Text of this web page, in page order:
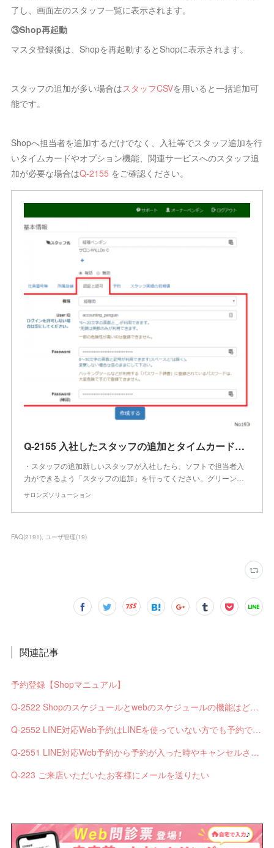
了し、画面左のスタッフ一覧に表示されます。
③Shop再起動
マスタ登録後は、Shopを再起動するとShopに表示されます。
スタッフの追加が多い場合はスタッフCSVを用いると一括追加可
能です。
Shopへ担当者を追加するだけでなく、入社等でスタッフ追加を行
いタイムカードやオプション機能、関連サービスへのスタッフ追
加が必要な場合はQ-2155 をご確認ください。
Q-2155 入社したスタッフの追加とタイムカードのパスワードの設定方法を教えてほしい
・スタッフの追加新しいスタッフが入社したら、ソフトで担当者入
力ができるよう「スタッフの追加」を行ってください。グリーン…
サロンズソリューション
FAQ(2191) ユーザ管理(19)
関連記事
予約登録【Shopマニュアル】
Q-2522 Shopのスケジュールとwebのスケジュールの機能はどう違いますか？
Q-2552 LINE対応Web予約はLINEを使っていない方でも予約できますか？
Q-2551 LINE対応Web予約から予約が入った時やキャンセルされた時、サロンやお客様へは通知されますか？
Q-223 ご来店いただいたお客様にメールを送りたい